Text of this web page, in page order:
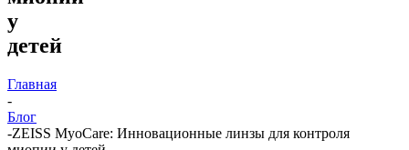
у
детей
Главная
-
Блог
-ZEISS MyoCare: Инновационные линзы для контроля